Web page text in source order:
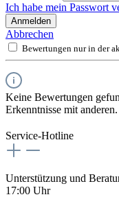
Ich habe mein Passwort
Anmelden
Abbrechen
Bewertungen nur in der
Keine Bewertungen
Erkenntnisse mit anderen.
Service-Hotline
Unterstützung und
17:00 Uhr